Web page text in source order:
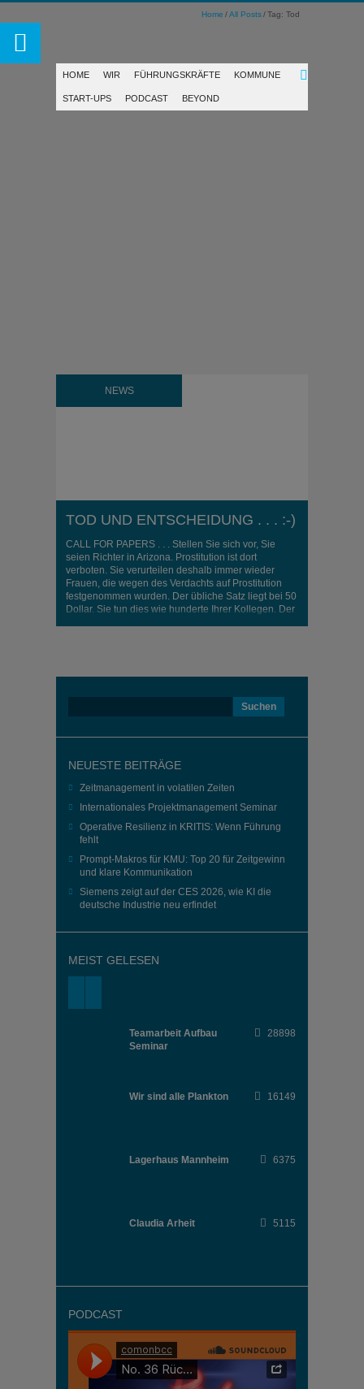
Home All Posts Tag: Tod
HOME WIR FÜHRUNGSKRÄFTE KOMMUNE
START-UPS PODCAST BEYOND
NEWS
TOD UND ENTSCHEIDUNG . . . :-)
CALL FOR PAPERS . . . Stellen Sie sich vor, Sie
seien Richter in Arizona. Prostitution ist dort
verboten. Sie verurteilen deshalb immer wieder
Frauen, die wegen des Verdachts auf Prostitution
festgenommen wurden. Der übliche Satz liegt bei 50
Dollar. Sie tun dies wie hunderte Ihrer Kollegen. Der
NEUESTE BEITRÄGE
Zeitmanagement in volatilen Zeiten
Internationales Projektmanagement Seminar
Operative Resilienz in KRITIS: Wenn Führung
fehlt
Prompt-Makros für KMU: Top 20 für Zeitgewinn
und klare Kommunikation
Siemens zeigt auf der CES 2026, wie KI die
deutsche Industrie neu erfindet
MEIST GELESEN
Teamarbeit Aufbau
Seminar
28898
Wir sind alle Plankton 16149
Lagerhaus Mannheim 6375
Claudia Arheit 5115
PODCAST